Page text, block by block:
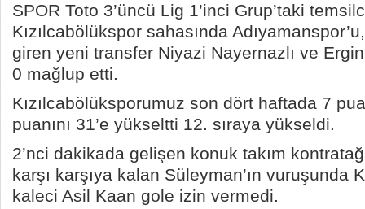
SPOR Toto 3’üncü Lig 1’inci Grup’taki
Kızılcabölükspor sahasında
giren yeni transfer Niyazi Nayernazlı ve
0 mağlup etti.
Kızılcabölüksporumuz son dört haftada 7
puanını 31’e yükseltti 12. sıraya yükseldi.
2’nci dakikada gelişen konuk takım
karşı karşıya kalan Süleyman’ın vuruşunda
kaleci Asil Kaan gole izin vermedi.